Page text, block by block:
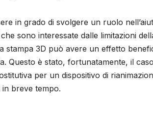
in grado di svolgere un ruolo
sono interessate dalle limitazioni
stampa 3D può avere un effetto
Questo è stato, fortunatamente, il
per un dispositivo di
breve tempo.